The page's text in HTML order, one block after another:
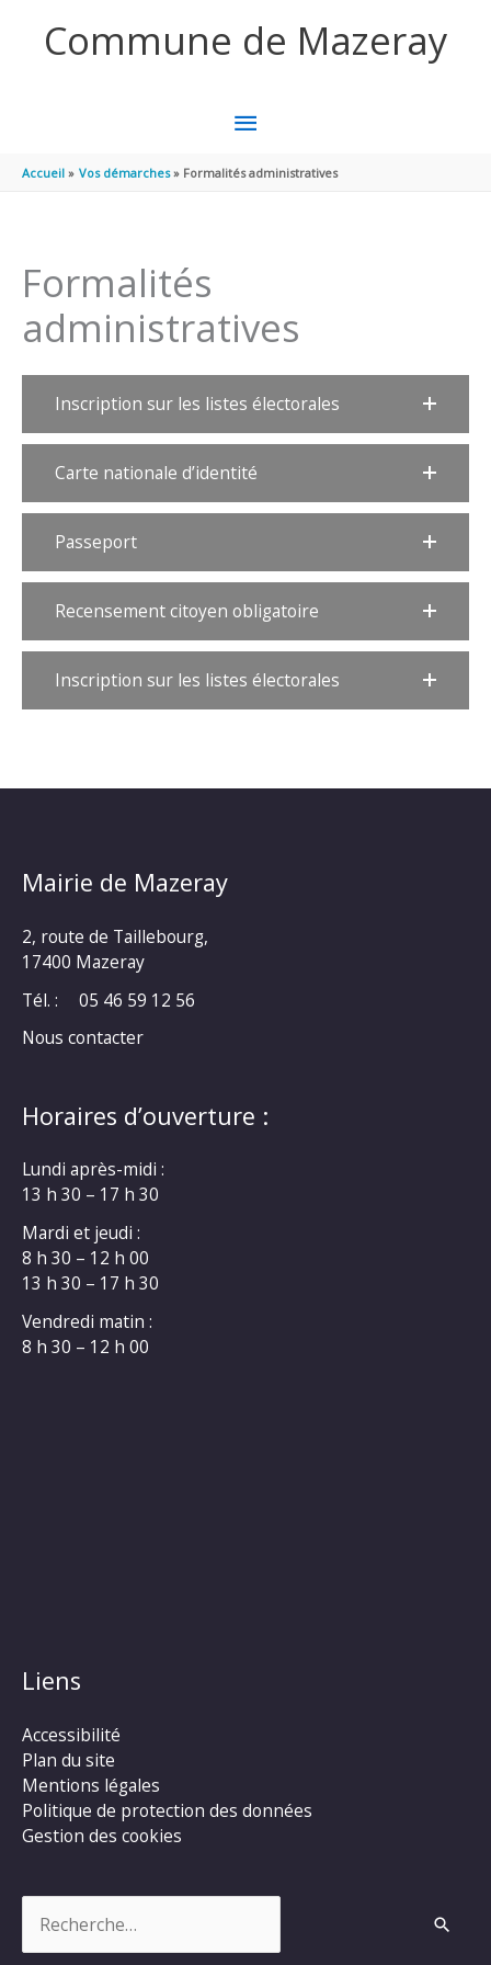
Commune de Mazeray
MENU
PRINCIPAL
Accueil Vos démarches Formalités administratives
Formalités
administratives
Inscription sur les listes électorales
Carte nationale d’identité
Passeport
Recensement citoyen obligatoire
Inscription sur les listes électorales
Mairie de Mazeray
2, route de Taillebourg,
17400 Mazeray
Tél. :
05 46 59 12 56
Nous contacter
Horaires d’ouverture :
Lundi après-midi :
13 h 30 – 17 h 30
Mardi et jeudi :
8 h 30 – 12 h 00
13 h 30 – 17 h 30
Vendredi matin :
8 h 30 – 12 h 00
Liens
Accessibilité
Plan du site
Mentions légales
Politique de protection des données
Gestion des cookies